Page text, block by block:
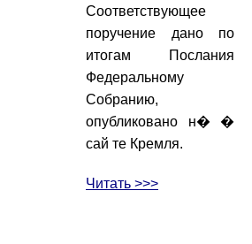
Соответствующее
поручение дано по
итогам Послания
Федеральному
Собранию,
опубликовано н� �
сай те Кремля.
Читать >>>